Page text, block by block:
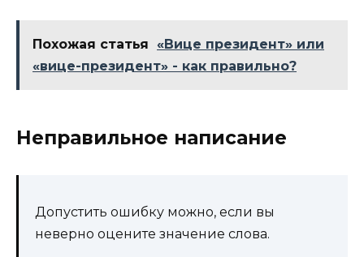
Похожая статья
«Вице президент» или
«вице-президент» - как правильно?
Неправильное написание
Допустить ошибку можно, если вы
неверно оцените значение слова.